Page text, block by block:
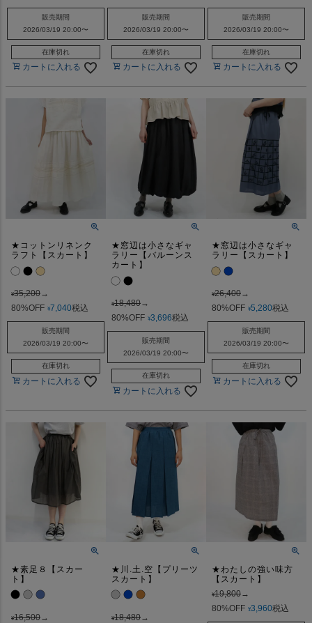
販売期間
2026/03/19 20:00〜
在庫切れ
カートに入れる
販売期間
2026/03/19 20:00〜
在庫切れ
カートに入れる
販売期間
2026/03/19 20:00〜
在庫切れ
カートに入れる
★コットンリネンク
ラフト【スカート】
¥35,200→
80%OFF ¥7,040税込
販売期間
2026/03/19 20:00〜
在庫切れ
カートに入れる
★窓辺は小さなギャ
ラリー【バルーンス
カート】
¥18,480→
80%OFF ¥3,696税込
販売期間
2026/03/19 20:00〜
在庫切れ
カートに入れる
★窓辺は小さなギャ
ラリー【スカート】
¥26,400→
80%OFF ¥5,280税込
販売期間
2026/03/19 20:00〜
在庫切れ
カートに入れる
★素足８【スカー
ト】
¥16,500→
★川.土.空【プリーツ
スカート】
¥18,480→
★わたしの強い味方
【スカート】
¥19,800→
80%OFF ¥3,960税込